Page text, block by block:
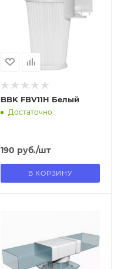
В наличии в пункте
самовывоза
BBK FBV11H Белый
Достаточно
190 руб./шт
В КОРЗИНУ
В наличии в пункте
самовывоза
Да